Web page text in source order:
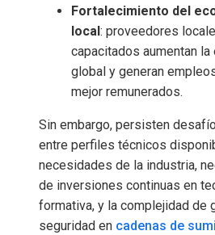
Fortalecimiento del
local : proveedores
capacitados aumentan
global y generan
mejor remunerados.
Sin embargo, persisten
entre perfiles técnicos
necesidades de la industria,
de inversiones continuas en
formativa, y la complejidad de
seguridad en cadenas de